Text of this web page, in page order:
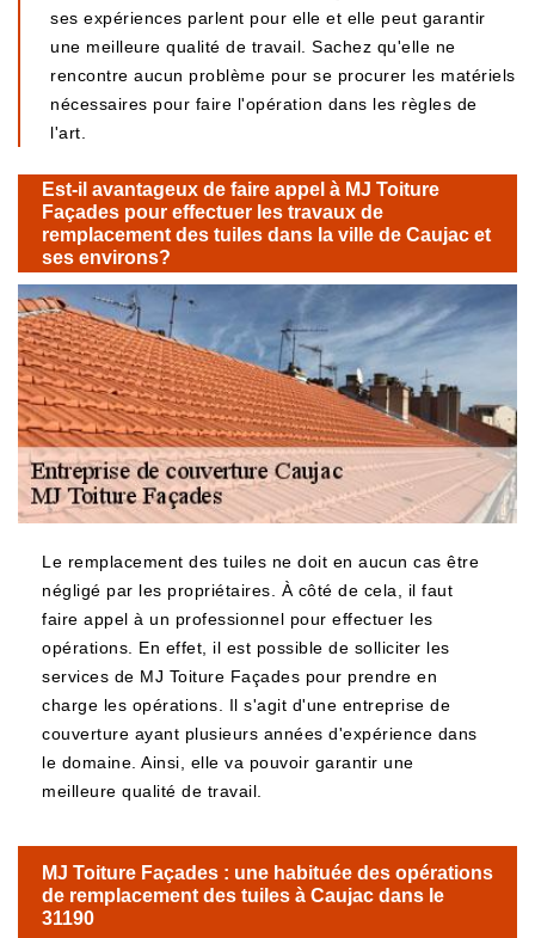
ses expériences parlent pour elle et elle peut garantir
une meilleure qualité de travail. Sachez qu'elle ne
rencontre aucun problème pour se procurer les matériels
nécessaires pour faire l'opération dans les règles de
l'art.
Est-il avantageux de faire appel à MJ Toiture
Façades pour effectuer les travaux de
remplacement des tuiles dans la ville de Caujac et
ses environs?
Le remplacement des tuiles ne doit en aucun cas être
négligé par les propriétaires. À côté de cela, il faut
faire appel à un professionnel pour effectuer les
opérations. En effet, il est possible de solliciter les
services de MJ Toiture Façades pour prendre en
charge les opérations. Il s'agit d'une entreprise de
couverture ayant plusieurs années d'expérience dans
le domaine. Ainsi, elle va pouvoir garantir une
meilleure qualité de travail.
MJ Toiture Façades : une habituée des opérations
de remplacement des tuiles à Caujac dans le
31190